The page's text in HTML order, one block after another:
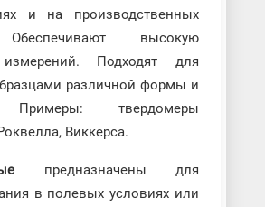
и на производственных
высокую
Подходят для
различной формы и
Примеры: твердомеры
Виккерса.
предназначены для
в полевых условиях или